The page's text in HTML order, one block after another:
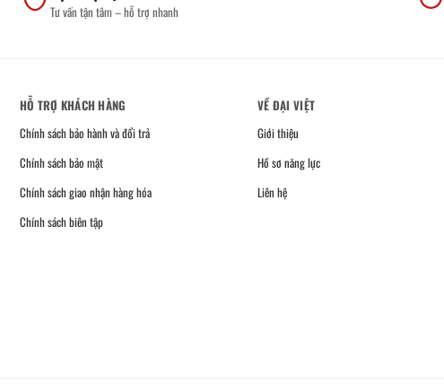
Tư vấn tận tâm – hỗ trợ nhanh
HỖ TRỢ KHÁCH HÀNG
Chính sách bảo hành và đổi trả
Chính sách bảo mật
Chính sách giao nhận hàng hóa
Chính sách biên tập
VỀ ĐẠI VIỆT
Giới thiệu
Hồ sơ năng lực
Liên hệ